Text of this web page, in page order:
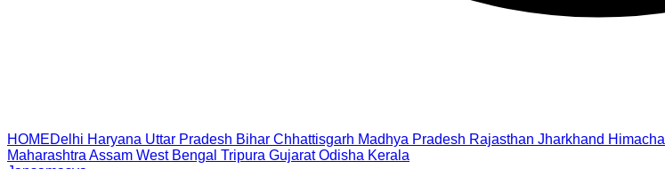
HOMEDelhi Haryana Uttar Pradesh Bihar Chhattisgarh Madhya Pradesh Rajasthan Jharkhand
Maharashtra Assam West Bengal Tripura Gujarat Odisha Kerala